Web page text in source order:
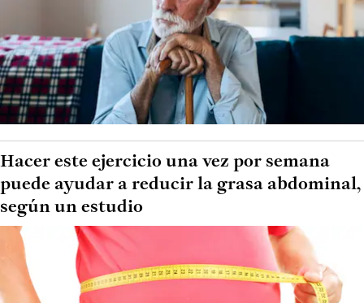
Hacer este ejercicio una vez por semana
puede ayudar a reducir la grasa abdominal,
según un estudio